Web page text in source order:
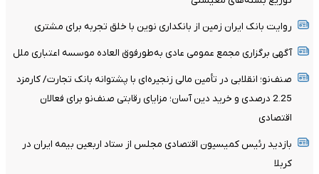
روایت بانک ایران زمین از بانکداری نوین با خلق تجربه برای مشتری
آگهی برگزاری مجمع عمومی عادی به‌طورفوق العاده موسسه اعتباری ملل
صنف‌نو؛ انقلابی در تأمین مالی زنجیره‌ای با پشتوانه بانک تجارت/ کارمزد
2.25 درصدی و خرید دین آسان؛ مزایای رقابتی صنف‌نو برای فعالان
اقتصادی
بازدید رئیس کمیسیون اقتصادی مجلس از ستاد اربعین بیمه ایران در
کربلا